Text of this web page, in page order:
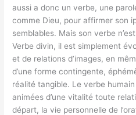
aussi a donc un verbe, une
comme Dieu, pour affirmer son
semblables. Mais son verbe
Verbe divin, il est simplement
et de relations d’images, en
d’une forme contingente,
réalité tangible. Le verbe
animées d’une vitalité toute
départ, la vie personnelle de